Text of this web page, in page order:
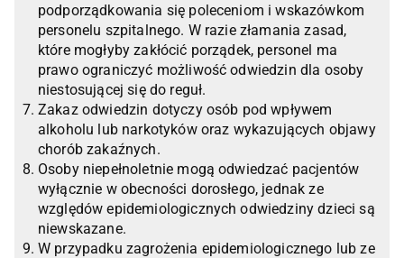
podporządkowania się poleceniom i wskazówkom
personelu szpitalnego. W razie złamania zasad,
które mogłyby zakłócić porządek, personel ma
prawo ograniczyć możliwość odwiedzin dla osoby
niestosującej się do reguł.
Zakaz odwiedzin dotyczy osób pod wpływem
alkoholu lub narkotyków oraz wykazujących objawy
chorób zakaźnych.
Osoby niepełnoletnie mogą odwiedzać pacjentów
wyłącznie w obecności dorosłego, jednak ze
względów epidemiologicznych odwiedziny dzieci są
niewskazane.
W przypadku zagrożenia epidemiologicznego lub ze